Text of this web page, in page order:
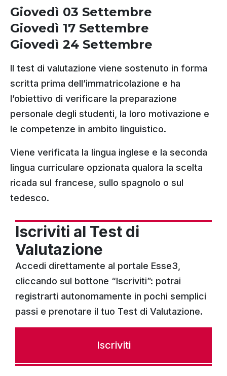
Giovedì 03 Settembre
Giovedì 17 Settembre
Giovedì 24 Settembre
Il test di valutazione viene sostenuto in forma
scritta prima dell’immatricolazione e ha
l’obiettivo di verificare la preparazione
personale degli studenti, la loro motivazione e
le competenze in ambito linguistico.
Viene verificata la lingua inglese e la seconda
lingua curriculare opzionata qualora la scelta
ricada sul francese, sullo spagnolo o sul
tedesco.
Iscriviti al Test di
Valutazione
Accedi direttamente al portale Esse3,
cliccando sul bottone “Iscriviti”: potrai
registrarti autonomamente in pochi semplici
passi e prenotare il tuo Test di Valutazione.
Iscriviti